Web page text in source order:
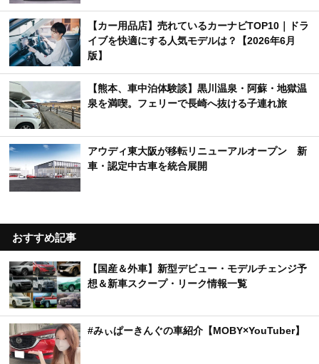
【カー用品店】売れているカーナビTOP10｜ドラ
イブを快適にする人気モデルは？【2026年6月
版】
【熊本、車中泊体験談】黒川温泉・阿蘇・地獄温
泉を満喫。フェリーで長崎へ抜ける子連れ旅
アウディ東大阪が移転リニューアルオープン 新
車・認定中古車を統合展開
おすすめ記事
【国産＆外車】新型デビュー・モデルチェンジ予
想＆新車スクープ・リーク情報一覧
#みぃぱーきんぐの車紹介【MOBY×YouTuber】